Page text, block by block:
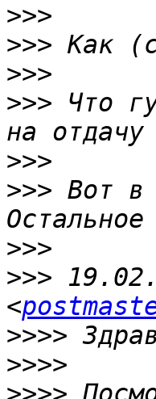
>>>
>>>
>>>
>>> Что
>>>
>>> Вот в
>>>
>>>
<
>>>>
>>>>